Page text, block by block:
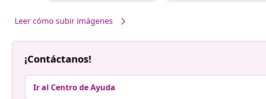
Leer cómo subir imágenes
¡Contáctanos!
Ir al Centro de Ayuda